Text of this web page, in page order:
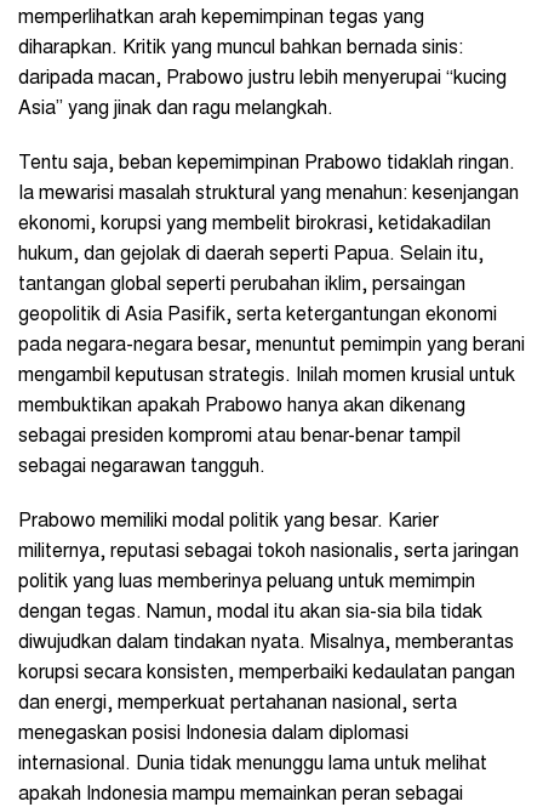
memperlihatkan arah kepemimpinan tegas yang
diharapkan. Kritik yang muncul bahkan bernada sinis:
daripada macan, Prabowo justru lebih menyerupai “kucing
Asia” yang jinak dan ragu melangkah.
Tentu saja, beban kepemimpinan Prabowo tidaklah ringan.
Ia mewarisi masalah struktural yang menahun: kesenjangan
ekonomi, korupsi yang membelit birokrasi, ketidakadilan
hukum, dan gejolak di daerah seperti Papua. Selain itu,
tantangan global seperti perubahan iklim, persaingan
geopolitik di Asia Pasifik, serta ketergantungan ekonomi
pada negara-negara besar, menuntut pemimpin yang berani
mengambil keputusan strategis. Inilah momen krusial untuk
membuktikan apakah Prabowo hanya akan dikenang
sebagai presiden kompromi atau benar-benar tampil
sebagai negarawan tangguh.
Prabowo memiliki modal politik yang besar. Karier
militernya, reputasi sebagai tokoh nasionalis, serta jaringan
politik yang luas memberinya peluang untuk memimpin
dengan tegas. Namun, modal itu akan sia-sia bila tidak
diwujudkan dalam tindakan nyata. Misalnya, memberantas
korupsi secara konsisten, memperbaiki kedaulatan pangan
dan energi, memperkuat pertahanan nasional, serta
menegaskan posisi Indonesia dalam diplomasi
internasional. Dunia tidak menunggu lama untuk melihat
apakah Indonesia mampu memainkan peran sebagai